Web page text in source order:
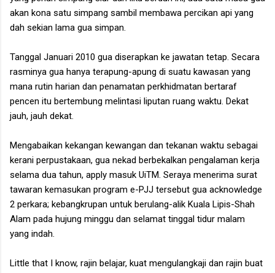
akan kona satu simpang sambil membawa percikan api yang
dah sekian lama gua simpan.
Tanggal Januari 2010 gua diserapkan ke jawatan tetap. Secara
rasminya gua hanya terapung-apung di suatu kawasan yang
mana rutin harian dan penamatan perkhidmatan bertaraf
pencen itu bertembung melintasi liputan ruang waktu. Dekat
jauh, jauh dekat.
Mengabaikan kekangan kewangan dan tekanan waktu sebagai
kerani perpustakaan, gua nekad berbekalkan pengalaman kerja
selama dua tahun, apply masuk UiTM. Seraya menerima surat
tawaran kemasukan program e-PJJ tersebut gua acknowledge
2 perkara; kebangkrupan untuk berulang-alik Kuala Lipis-Shah
Alam pada hujung minggu dan selamat tinggal tidur malam
yang indah.
Little that I know, rajin belajar, kuat mengulangkaji dan rajin buat